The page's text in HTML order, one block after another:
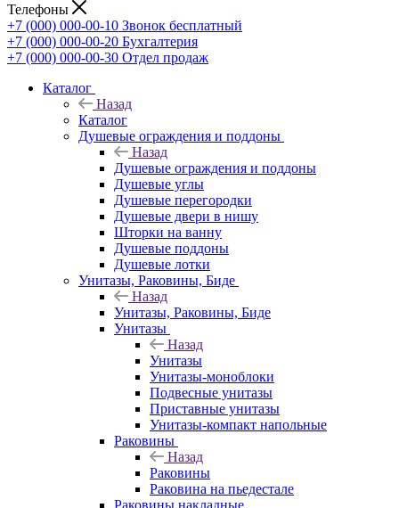
Телефоны
+7 (000) 000-00-10 Звонок бесплатный
+7 (000) 000-00-20 Бухгалтерия
+7 (000) 000-00-30 Отдел продаж
Каталог
Назад
Каталог
Душевые ограждения и поддоны
Назад
Душевые ограждения и поддоны
Душевые углы
Душевые перегородки
Душевые двери в нишу
Шторки на ванну
Душевые поддоны
Душевые лотки
Унитазы, Раковины, Биде
Назад
Унитазы, Раковины, Биде
Унитазы
Назад
Унитазы
Унитазы-моноблоки
Подвесные унитазы
Приставные унитазы
Унитазы-компакт напольные
Раковины
Назад
Раковины
Раковина на пьедестале
Раковины накладные